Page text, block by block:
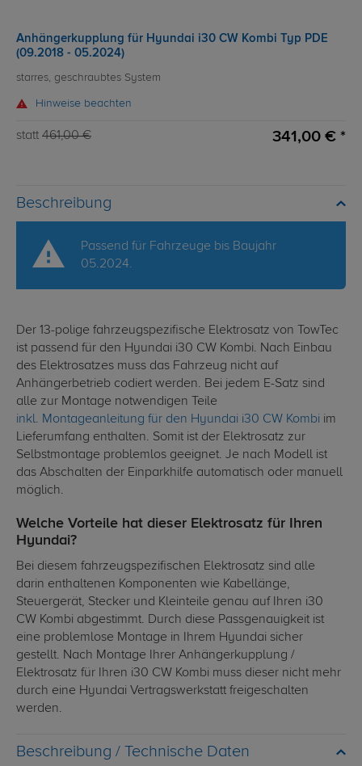
Anhängerkupplung für Hyundai i30 CW Kombi Typ PDE
(09.2018 - 05.2024)
starres, geschraubtes System
Hinweise beachten
statt 461,00 € 341,00 € *
Beschreibung
Passend für Fahrzeuge bis Baujahr
05.2024.
Der 13-polige fahrzeugspezifische Elektrosatz von TowTec
ist passend für den Hyundai i30 CW Kombi. Nach Einbau
des Elektrosatzes muss das Fahrzeug nicht auf
Anhängerbetrieb codiert werden. Bei jedem E-Satz sind
alle zur Montage notwendigen Teile
inkl. Montageanleitung für den Hyundai i30 CW Kombi im
Lieferumfang enthalten. Somit ist der Elektrosatz zur
Selbstmontage problemlos geeignet. Je nach Modell ist
das Abschalten der Einparkhilfe automatisch oder manuell
möglich.
Welche Vorteile hat dieser Elektrosatz für Ihren
Hyundai?
Bei diesem fahrzeugspezifischen Elektrosatz sind alle
darin enthaltenen Komponenten wie Kabellänge,
Steuergerät, Stecker und Kleinteile genau auf Ihren i30
CW Kombi abgestimmt. Durch diese Passgenauigkeit ist
eine problemlose Montage in Ihrem Hyundai sicher
gestellt. Nach Montage Ihrer Anhängerkupplung /
Elektrosatz für Ihren i30 CW Kombi muss dieser nicht mehr
durch eine Hyundai Vertragswerkstatt freigeschalten
werden.
Technische Daten